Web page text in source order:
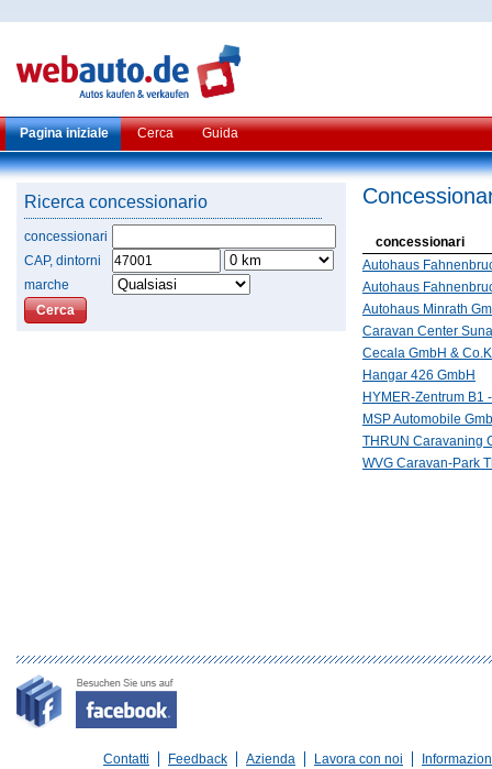
Pagina iniziale Cerca Guida
Ricerca concessionario
concessionari
CAP, dintorni
marche
concessionari
Autohaus
Autohaus
Autohaus Minrath
Caravan Center Suna
Cecala GmbH &
Hangar 426 GmbH
HYMER-Zentrum B1
MSP Automobile
THRUN Caravaning
WVG Caravan-Park
Contatti Feedback Azienda Lavora con noi